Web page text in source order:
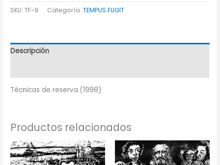
SKU:TF-9 Categoría:TEMPUS FUGIT
Descripción
Técnicas de reserva.(1998)
Productos relacionados